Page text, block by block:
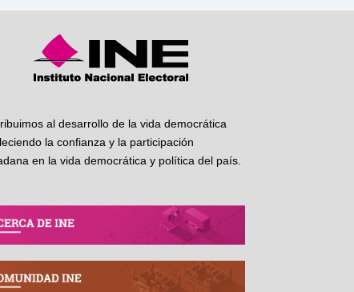
al desarrollo de la vida democrática
la confianza y la participación
en la vida democrática y política del país.